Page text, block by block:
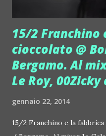
settimana selezionano
diverso. Nella seconda
15/2
cioccolato @
Bergamo. Al
Le Roy,
gennaio 22, 2014
15/2 Franchino e la